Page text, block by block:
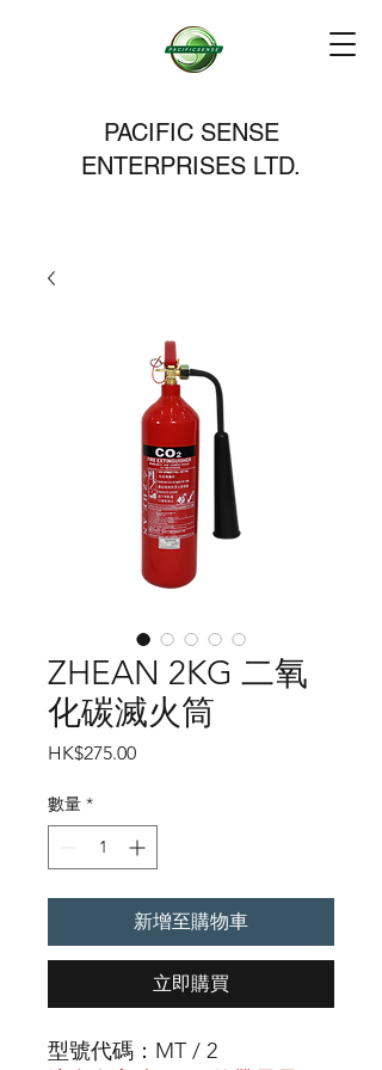
PACIFIC SENSE
ENTERPRISES LTD.
ZHEAN 2KG 二氧
化碳滅火筒
HK$275.00價
數量 *
新增至購物車
立即購買
型號代碼：MT / 2